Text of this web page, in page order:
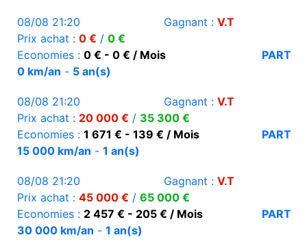
08/08 21:20 Gagnant : V.T
Prix achat : 0 € / 0 €
Economies : 0 € - 0 € / Mois
PART
0 km/an - 5 an(s)
08/08 21:20 Gagnant : V.T
Prix achat : 20 000 € / 35 300 €
Economies : 1 671 € - 139 € / Mois
PART
15 000 km/an - 1 an(s)
08/08 21:20 Gagnant : V.T
Prix achat : 45 000 € / 65 000 €
Economies : 2 457 € - 205 € / Mois
PART
30 000 km/an - 1 an(s)